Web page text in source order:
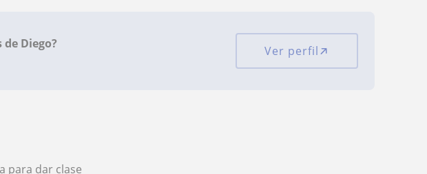
Diego?
Ver perfil
para dar clase